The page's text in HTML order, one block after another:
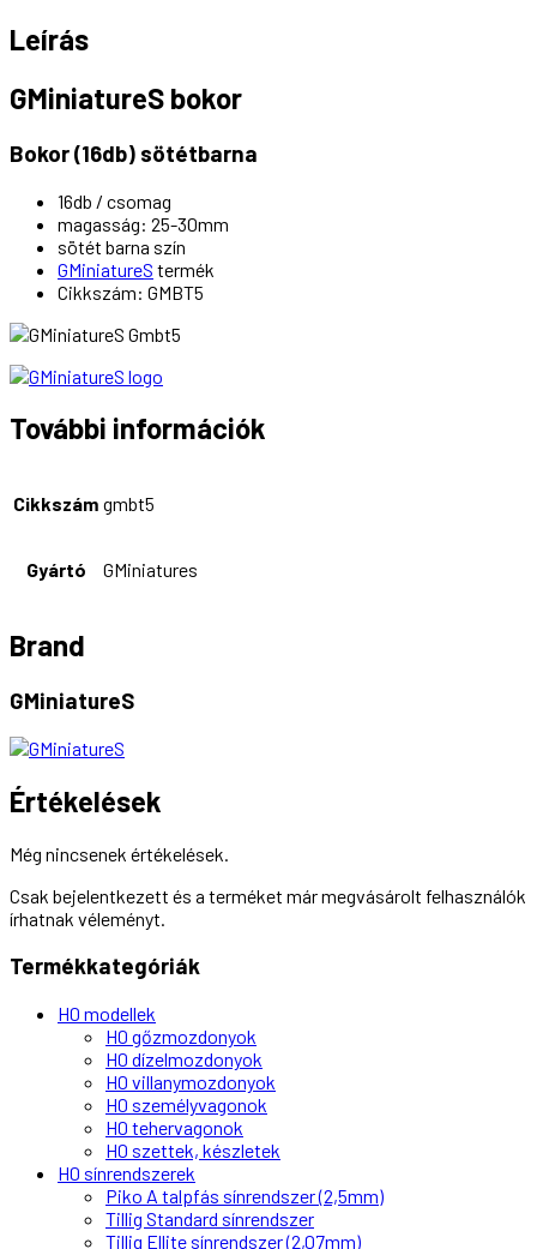
Leírás
GMiniatureS bokor
Bokor (16db) sötétbarna
16db / csomag
magasság: 25-30mm
sötét barna szín
GMiniatureS termék
Cikkszám: GMBT5
További információk
Cikkszám gmbt5
Gyártó GMiniatures
Brand
GMiniatureS
Értékelések
Még nincsenek értékelések.
Csak bejelentkezett és a terméket már megvásárolt felhasználók
írhatnak véleményt.
Termékkategóriák
H0 modellek
H0 gőzmozdonyok
H0 dízelmozdonyok
H0 villanymozdonyok
H0 személyvagonok
H0 tehervagonok
H0 szettek, készletek
H0 sínrendszerek
Piko A talpfás sínrendszer (2,5mm)
Tillig Standard sínrendszer
Tillig Ellite sínrendszer (2,07mm)